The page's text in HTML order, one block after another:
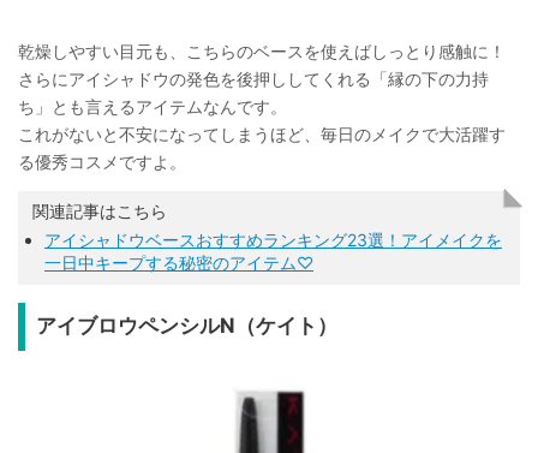
乾燥しやすい目元も、こちらのベースを使えばしっとり感触に！
さらにアイシャドウの発色を後押ししてくれる「縁の下の力持
ち」とも言えるアイテムなんです。
これがないと不安になってしまうほど、毎日のメイクで大活躍す
る優秀コスメですよ。
関連記事はこちら
アイシャドウベースおすすめランキング23選！アイメイクを
一日中キープする秘密のアイテム♡
アイブロウペンシルN（ケイト）